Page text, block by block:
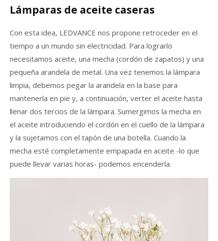
Lámparas de aceite caseras
Con esta idea, LEDVANCE nos propone retroceder en el
tiempo a un mundo sin electricidad. Para lograrlo
necesitamos aceite, una mecha (cordón de zapatos) y una
pequeña arandela de metal. Una vez tenemos la lámpara
limpia, debemos pegar la arandela en la base para
mantenerla en pie y, a continuación, verter el aceite hasta
llenar dos tercios de la lámpara. Sumergimos la mecha en
el aceite introduciendo el cordón en el cuello de la lámpara
y la sujetamos con el tapón de una botella. Cuando la
mecha esté completamente empapada en aceite -lo que
puede llevar varias horas- podemos encenderla.